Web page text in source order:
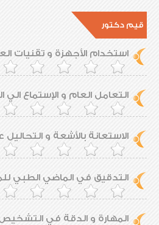
قيم دكتور
استخدام الأجهزة و تقنيات
التعامل العام و الإستماع الي
الاستعانة بالأشعة و التحاليل
التدقيق في الماضي الطبي
المهارة و الدقة في